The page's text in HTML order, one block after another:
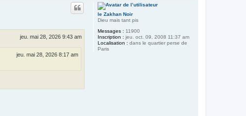
le Zakhan Noir
Dieu mais tant pis
Messages : 11900
Inscription : jeu. oct. 09, 2008 11:37 am
Localisation : dans le quartier perse de
Paris
jeu. mai 28, 2026 9:43 am
jeu. mai 28, 2026 8:17 am